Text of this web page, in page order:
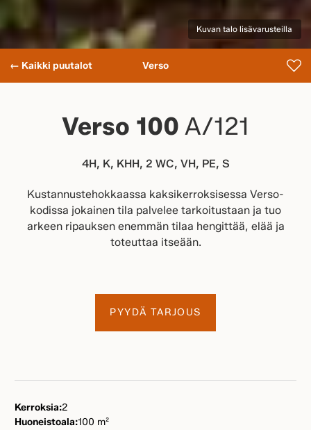
Kuvan talo lisävarusteilla
← Kaikki puutalot Verso
Verso 100 A/121
4H, K, KHH, 2 WC, VH, PE, S
Kustannustehokkaassa kaksikerroksisessa Verso-
kodissa jokainen tila palvelee tarkoitustaan ja tuo
arkeen ripauksen enemmän tilaa hengittää, elää ja
toteuttaa itseään.
PYYDÄ TARJOUS
Kerroksia:2
Huoneistoala:100 m²